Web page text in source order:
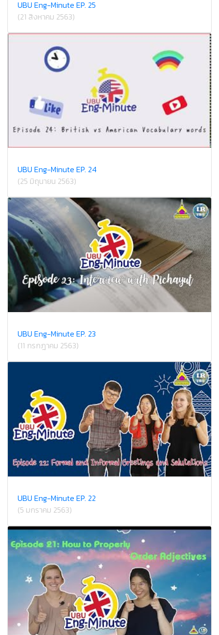
UBU Eng-Minute EP. 25
(21 สิงหาคม 2563)
UBU Eng-Minute EP. 24
(25 มิถุนายน 2563)
UBU Eng-Minute EP. 23
(11 กรกฎาคม 2563)
UBU Eng-Minute EP. 22
(5 มกราคม 2563)